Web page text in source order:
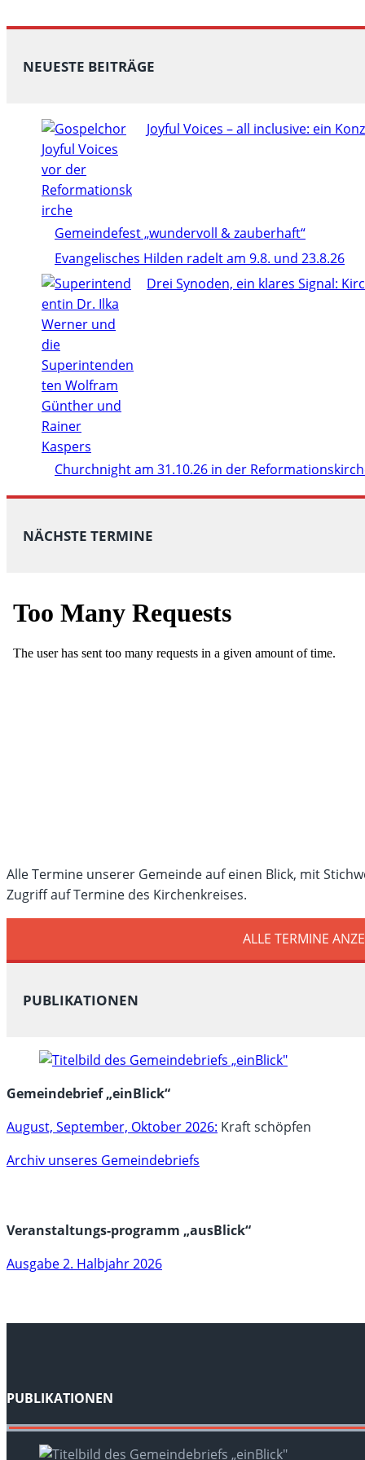
NEUESTE BEITRÄGE
Joyful Voices – all inclusive: ein
Gemeindefest „wundervoll & zauberhaft“
Evangelisches Hilden radelt am 9.8. und 23.8.26
Drei Synoden, ein klares Signal:
Churchnight am 31.10.26 in der
NÄCHSTE TERMINE
Alle Termine unserer Gemeinde auf einen Blick, mit
Zugriff auf Termine des Kirchenkreises.
ALLE TERMINE
PUBLIKATIONEN
Gemeindebrief „einBlick“
August, September, Oktober 2026: Kraft schöpfen
Archiv unseres Gemeindebriefs
Veranstaltungs-programm „ausBlick“
Ausgabe 2. Halbjahr 2026
PUBLIKATIONEN